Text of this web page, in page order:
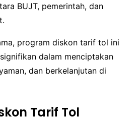
BUJT, pemerintah, dan
program diskon tarif tol ini
dalam menciptakan
dan berkelanjutan di
Tarif Tol